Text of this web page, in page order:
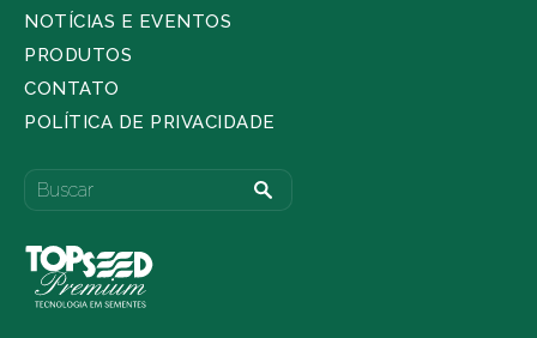
NOTÍCIAS E EVENTOS
PRODUTOS
CONTATO
POLÍTICA DE PRIVACIDADE